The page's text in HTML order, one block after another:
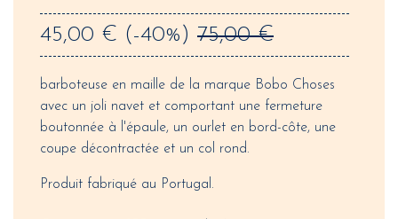
45,00 € (-40%) 75,00 €
barboteuse en maille de la marque Bobo Choses
avec un joli navet et comportant une fermeture
boutonnée à l'épaule, un ourlet en bord-côte, une
coupe décontractée et un col rond.
Produit fabriqué au Portugal.